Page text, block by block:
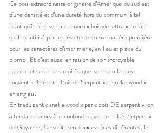
Ce bois extraordinaire originaire d’Amérique du sud est
d’une densité et d’une dureté hors du commun, à tel
point qu’il tient son autre nom « bois de lettre » au fait
qu’il fut utilisé par les jésuites comme matière première
pour les caractères d’imprimerie, en lieu et place du
plomb.  Et c’est aussi en raison de son incroyable
couleur et ses effets moirés que  son nom le plus
souvent utilisé est « Bois de Serpent », « snake wood »
en anglais.
En traduisant « snake wood » par « bois DE serpent », on
a tendance alors à le confondre avec le « Bois Serpent »
de Guyanne, Ce sont bien deux espèces différentes, le